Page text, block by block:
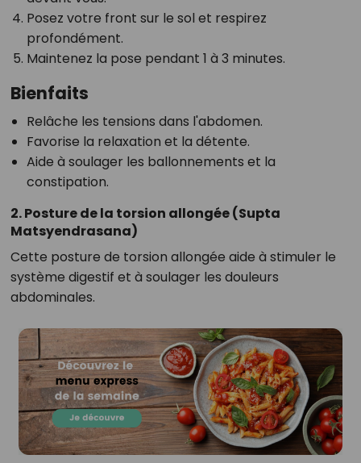
Posez votre front sur le sol et respirez
profondément.
Maintenez la pose pendant 1 à 3 minutes.
Bienfaits
Relâche les tensions dans l'abdomen.
Favorise la relaxation et la détente.
Aide à soulager les ballonnements et la
constipation.
2. Posture de la torsion allongée (Supta
Matsyendrasana)
Cette posture de torsion allongée aide à stimuler le
système digestif et à soulager les douleurs
abdominales.